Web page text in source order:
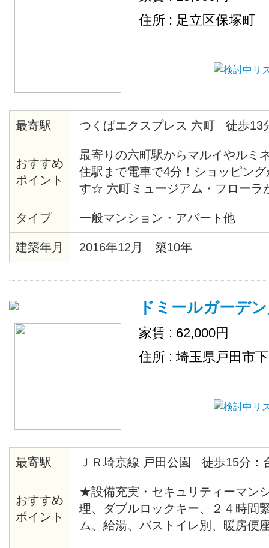
が補充致します。
住所 : 足立区保塚町
最寄駅 つくばエクスプレス 六町 徒歩13
おすすめ
ポイント
最寄りの六町駅からマルイやルミ
住駅まで電車で4分！ショッピン
す☆ 六町ミュージアム・フローラ
で、ぜひ気分転換に行ってみては
ロフトベッド付きのお部屋もあり
のでオススメです。話題の「つく
で都心へのアクセスも、つくば方
タイプ 一般マンション・アパート他
建築年月 2016年12月 築10年
ドミールガーデ
家賃 : 62,000円
住所 : 埼玉県戸田市
最寄駅 ＪＲ埼京線 戸田公園 徒歩15分：
おすすめ
ポイント
★設備充実・セキュリティーマ
理、ダブルロックキー、２４時間
ム、給湯、バストイレ別、暖房便
クッションフロア、各居室照明、